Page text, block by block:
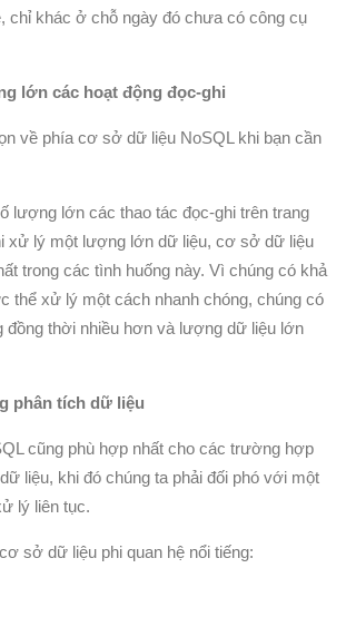
chỉ khác ở chỗ ngày đó chưa có công cụ
lớn các hoạt động đọc-ghi
về phía cơ sở dữ liệu NoSQL khi bạn cần
lượng lớn các thao tác đọc-ghi trên trang
xử lý một lượng lớn dữ liệu, cơ sở dữ liệu
trong các tình huống này. Vì chúng có khả
thể xử lý một cách nhanh chóng, chúng có
thời nhiều hơn và lượng dữ liệu lớn
phân tích dữ liệu
cũng phù hợp nhất cho các trường hợp
liệu, khi đó chúng ta phải đối phó với một
lý liên tục.
sở dữ liệu phi quan hệ nổi tiếng: